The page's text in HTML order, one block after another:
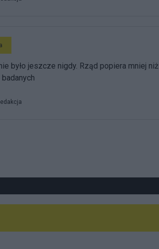
było jeszcze nigdy. Rząd popiera mniej niż